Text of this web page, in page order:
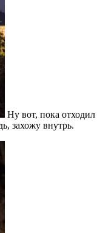
Ну вот, пока
захожу внутрь.